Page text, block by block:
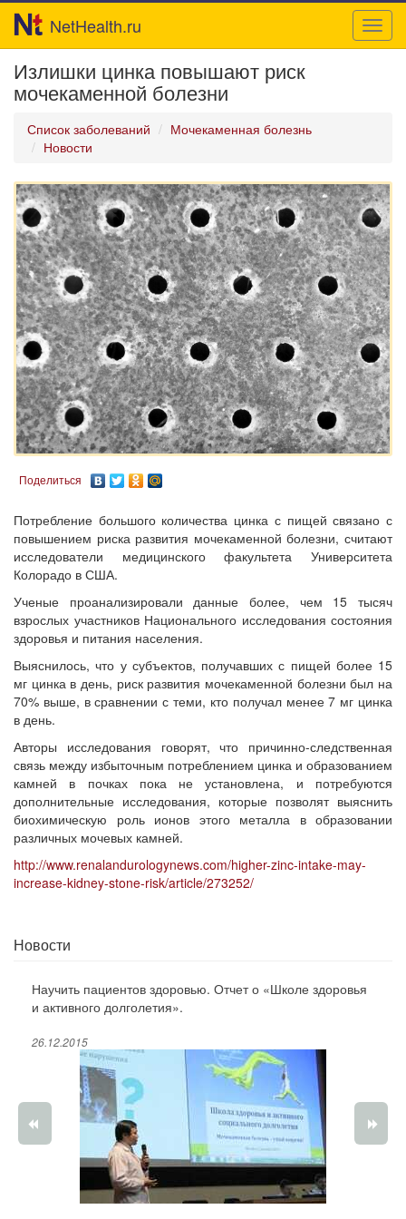
NetHealth.ru
Излишки цинка повышают риск
мочекаменной болезни
Список заболеваний
Мочекаменная болезнь
Новости
Поделиться
Потребление большого количества цинка с пищей связано с
повышением риска развития мочекаменной болезни, считают
исследователи медицинского факультета Университета
Колорадо в США.
Ученые проанализировали данные более, чем 15 тысяч
взрослых участников Национального исследования состояния
здоровья и питания населения.
Выяснилось, что у субъектов, получавших с пищей более 15
мг цинка в день, риск развития мочекаменной болезни был на
70% выше, в сравнении с теми, кто получал менее 7 мг цинка
в день.
Авторы исследования говорят, что причинно-следственная
связь между избыточным потреблением цинка и образованием
камней в почках пока не установлена, и потребуются
дополнительные исследования, которые позволят выяснить
биохимическую роль ионов этого металла в образовании
различных мочевых камней.
http://www.renalandurologynews.com/higher-zinc-intake-may-
increase-kidney-stone-risk/article/273252/
Новости
Научить пациентов здоровью. Отчет о «Школе здоровья
и активного долголетия».
26.12.2015